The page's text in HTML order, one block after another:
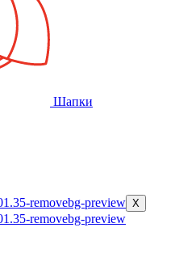
Шапки
X